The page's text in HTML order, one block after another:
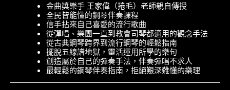
金曲獎樂手 王家偉（捲毛）老師親自傳授
全民皆能懂的鋼琴伴奏課程
信手拈來自己喜愛的流行歌曲
從彈唱、樂團一直到教會司琴都適用的觀念手法
從古典鋼琴跨界到流行鋼琴的輕鬆指南
擺脫五線譜地獄，靈活運用所學的樂句
創造屬於自己的彈奏手法，伴奏彈唱不求人
最輕鬆的鋼琴伴奏指南，拒絕艱深難懂的樂理